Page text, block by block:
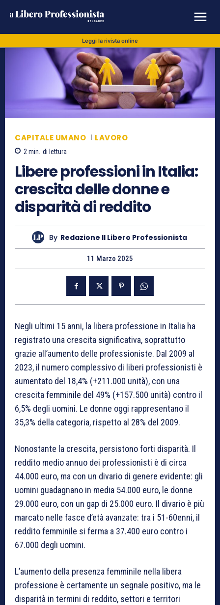
Leggi la rivista online
CAPITALE UMANO LAVORO
2 min. di lettura
Libere professioni in Italia:
crescita delle donne e
disparità di reddito
By Redazione Il Libero Professionista
11 Marzo 2025
Negli ultimi 15 anni, la libera professione in Italia ha
registrato una crescita significativa, soprattutto
grazie all’aumento delle professioniste. Dal 2009 al
2023, il numero complessivo di liberi professionisti è
aumentato del 18,4% (+211.000 unità), con una
crescita femminile del 49% (+157.500 unità) contro il
6,5% degli uomini. Le donne oggi rappresentano il
35,3% della categoria, rispetto al 28% del 2009.
Nonostante la crescita, persistono forti disparità. Il
reddito medio annuo dei professionisti è di circa
44.000 euro, ma con un divario di genere evidente: gli
uomini guadagnano in media 54.000 euro, le donne
29.000 euro, con un gap di 25.000 euro. Il divario è più
marcato nelle fasce d’età avanzate: tra i 51-60enni, il
reddito femminile si ferma a 37.400 euro contro i
67.000 degli uomini.
L’aumento della presenza femminile nella libera
professione è certamente un segnale positivo, ma le
disparità in termini di reddito, settori e territori